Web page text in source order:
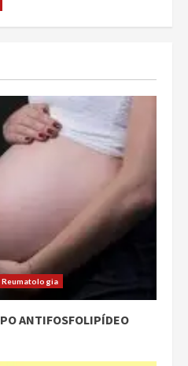
Reumatologia
ANTIFOSFOLIPÍDEO